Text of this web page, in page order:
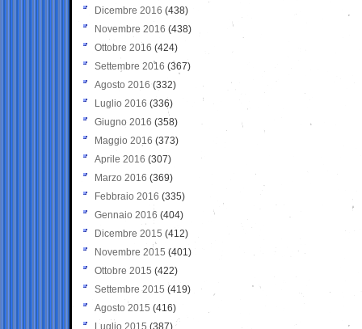
Dicembre 2016 (438)
Novembre 2016 (438)
Ottobre 2016 (424)
Settembre 2016 (367)
Agosto 2016 (332)
Luglio 2016 (336)
Giugno 2016 (358)
Maggio 2016 (373)
Aprile 2016 (307)
Marzo 2016 (369)
Febbraio 2016 (335)
Gennaio 2016 (404)
Dicembre 2015 (412)
Novembre 2015 (401)
Ottobre 2015 (422)
Settembre 2015 (419)
Agosto 2015 (416)
Luglio 2015 (387)